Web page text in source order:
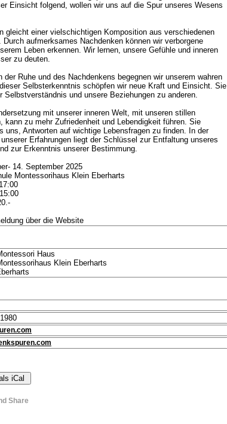
Einsicht folgend, wollen wir uns auf die Spur unseres Wesens
gleicht einer vielschichtigen Komposition aus verschiedenen
Durch aufmerksames Nachdenken können wir verborgene
Leben erkennen. Wir lernen, unsere Gefühle und inneren
zu deuten.
der Ruhe und des Nachdenkens begegnen wir unserem wahren
Selbsterkenntnis schöpfen wir neue Kraft und Einsicht. Sie
Selbstverständnis und unsere Beziehungen zu anderen.
mit unserer inneren Welt, mit unseren stillen
kann zu mehr Zufriedenheit und Lebendigkeit führen. Sie
uns, Antworten auf wichtige Lebensfragen zu finden. In der
Erfahrungen liegt der Schlüssel zur Entfaltung unseres
zur Erkenntnis unserer Bestimmung.
14. September 2025
Montessorihaus Klein Eberharts
über die Website
Haus
Klein Eberharts